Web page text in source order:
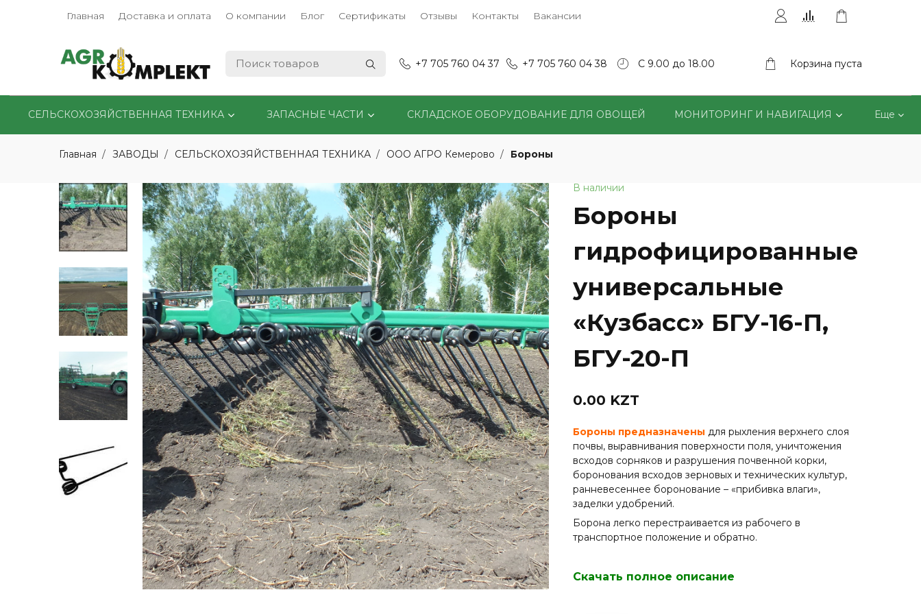
Главная Доставка и оплата О компании Блог Сертификаты Отзывы Контакты Вакансии
+7 705 760 04 37 +7 705 760 04 38 С 9.00 до 18.00 Корзина пуста
СЕЛЬСКОХОЗЯЙСТВЕННАЯ ТЕХНИКА ЗАПАСНЫЕ ЧАСТИ СКЛАДСКОЕ ОБОРУДОВАНИЕ ДЛЯ ОВОЩЕЙ МОНИТОРИНГ И НАВИГАЦИЯ Еще
Главная ЗАВОДЫ СЕЛЬСКОХОЗЯЙСТВЕННАЯ ТЕХНИКА ООО АГРО Кемерово Бороны
Бороны
гидрофицированные
универсальные
«Кузбасс» БГУ-16-П,
БГУ-20-П
В наличии
0.00 KZT
Бороны предназначены для рыхления верхнего слоя
почвы, выравнивания поверхности поля, уничтожения
всходов сорняков и разрушения почвенной корки,
боронования всходов зерновых и технических культур,
ранневесеннее боронование – «прибивка влаги»,
заделки удобрений.
Борона легко перестраивается из рабочего в
транспортное положение и обратно.
Скачать полное описание